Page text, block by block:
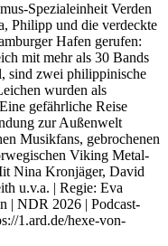
Spezialeinheit Verden
Philipp und die verdeckte
Hafen gerufen:
mit mehr als 30 Bands
sind zwei philippinische
wurden als
gefährliche Reise
zur Außenwelt
Musikfans, gebrochenen
Viking Metal-
Nina Kronjäger, David
u.v.a. | Regie: Eva
| NDR 2026 | Podcast-
1.ard.de/hexe-von-